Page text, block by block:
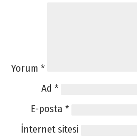
Yorum *
Ad *
E-posta *
İnternet sitesi